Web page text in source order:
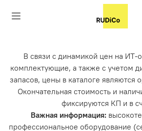
В связи с динамикой цен на ИТ-
комплектующие, а также с учетом
запасов, цены в каталоге являются
Окончательная стоимость и
фиксируются КП и в
Важная информация:
профессиональное оборудование